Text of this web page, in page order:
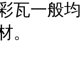
瓦一般
。